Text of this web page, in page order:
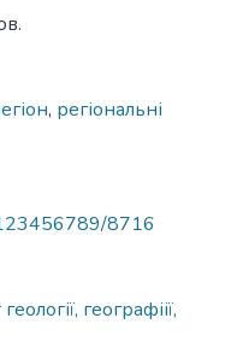
, регіональні
123456789/8716
географіії,